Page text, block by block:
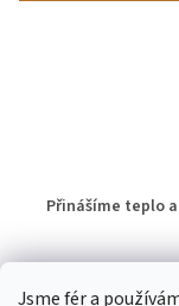
Jsme fér a
Přinášíme teplo